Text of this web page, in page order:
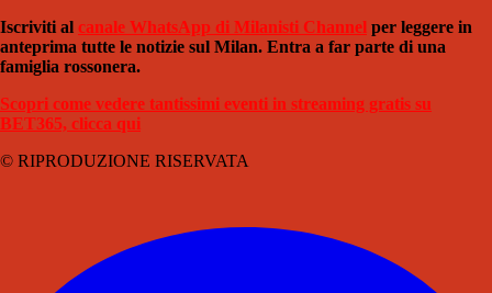
Iscriviti al canale WhatsApp di Milanisti Channel per leggere in
anteprima tutte le notizie sul Milan. Entra a far parte di una
famiglia rossonera.
Scopri come vedere tantissimi eventi in streaming gratis su
BET365, clicca qui
© RIPRODUZIONE RISERVATA